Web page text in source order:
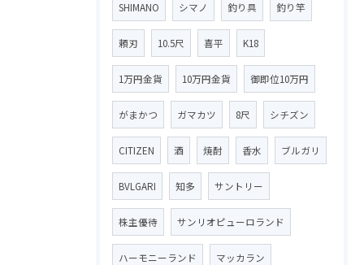
SHIMANO シマノ 釣り具 釣り竿
頼刃 10.5尺 喜平 K18
1万円金貨 10万円金貨 御即位10万円
がまかつ ガマカツ 8尺 シチズン
CITIZEN 酒 焼酎 香水 ブルガリ
BVLGARI 知多 サントリー
株主優待 サンリオピューロランド
ハーモニーランド マッカラン